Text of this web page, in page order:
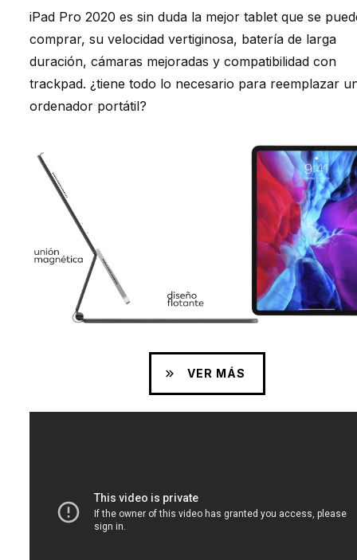
iPad Pro 2020 es sin duda la mejor tablet que se
comprar, su velocidad vertiginosa, batería de larga
duración, cámaras mejoradas y compatibilidad con
trackpad. ¿tiene todo lo necesario para reemplazar
ordenador portátil?
VER MÁS